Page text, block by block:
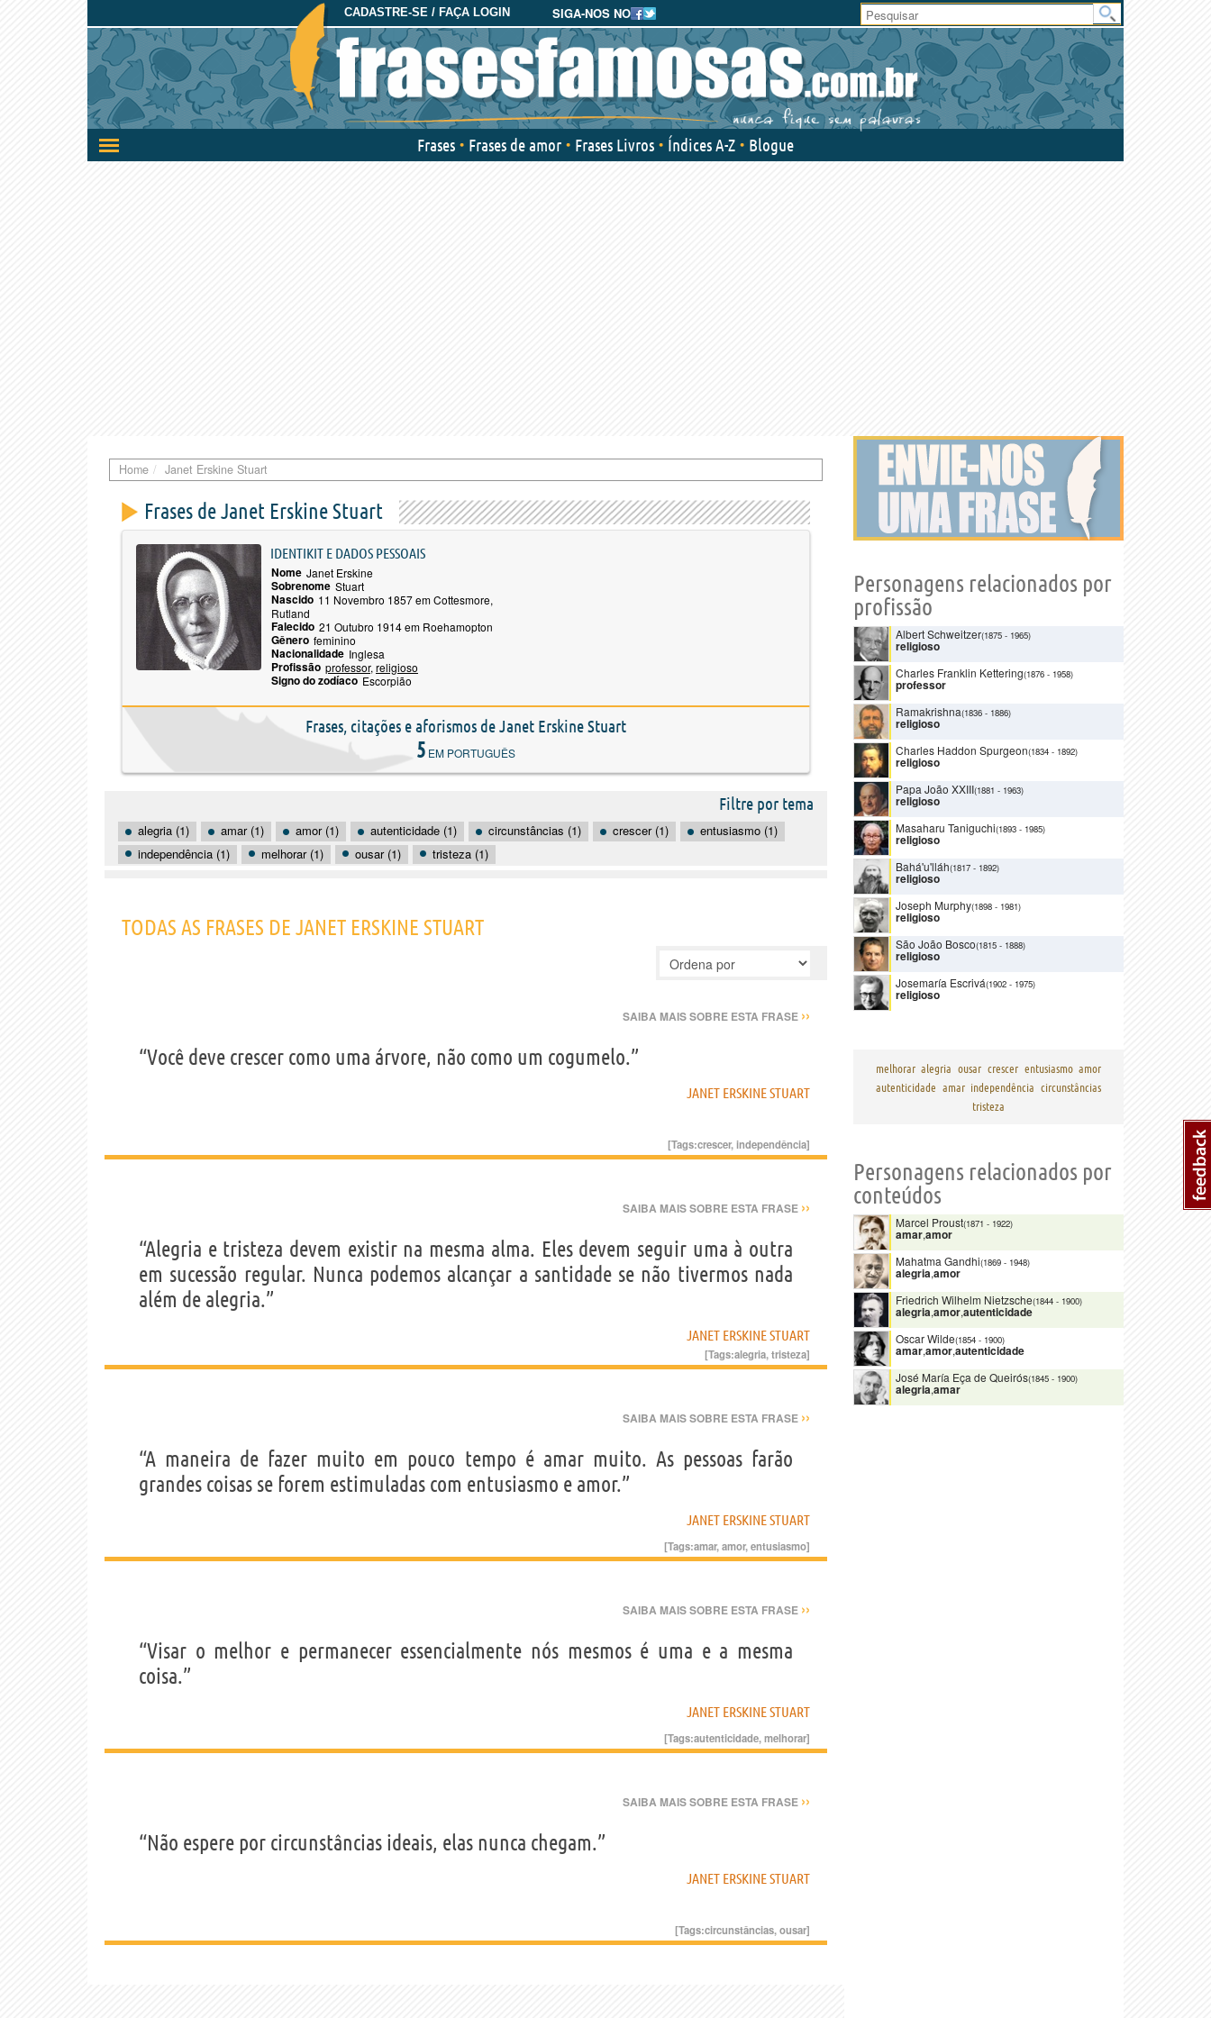
SIGA-NOS NO
CADASTRE-SE / FAÇA LOGIN
Ativar/desativar
a
Área
do
Usuário
Frases Frases de amor Frases Livros Índices A-Z Blogue
Home Janet Erskine Stuart
Frases de Janet Erskine Stuart
IDENTIKIT E DADOS PESSOAIS
Nome Janet Erskine
Sobrenome Stuart
Nascido 11 Novembro 1857 em Cottesmore,
Rutland
Falecido 21 Outubro 1914 em Roehamopton
Gênero feminino
Nacionalidade Inglesa
Profissão professor, religioso
Signo do zodíaco Escorpião
Frases, citações e aforismos de Janet Erskine Stuart
5 EM PORTUGUÊS
Filtre por tema
alegria (1) amar (1) amor (1) autenticidade (1) circunstâncias (1) crescer (1)
entusiasmo (1)
independência (1)
melhorar (1) ousar (1) tristeza (1)
TODAS AS FRASES DE JANET ERSKINE STUART
SAIBA MAIS SOBRE ESTA FRASE ››
“Você deve crescer como uma árvore, não como um cogumelo.”
JANET ERSKINE STUART
[Tags:crescer,independência]
SAIBA MAIS SOBRE ESTA FRASE ››
“Alegria e tristeza devem existir na mesma alma. Eles devem seguir uma à outra
em sucessão regular. Nunca podemos alcançar a santidade se não tivermos nada
além de alegria.”
JANET ERSKINE STUART
[Tags:alegria,tristeza]
SAIBA MAIS SOBRE ESTA FRASE ››
“A maneira de fazer muito em pouco tempo é amar muito. As pessoas farão
grandes coisas se forem estimuladas com entusiasmo e amor.”
JANET ERSKINE STUART
[Tags:amar,amor,entusiasmo]
SAIBA MAIS SOBRE ESTA FRASE ››
“Visar o melhor e permanecer essencialmente nós mesmos é uma e a mesma
coisa.”
JANET ERSKINE STUART
[Tags:autenticidade,melhorar]
SAIBA MAIS SOBRE ESTA FRASE ››
“Não espere por circunstâncias ideais, elas nunca chegam.”
JANET ERSKINE STUART
[Tags:circunstâncias,ousar]
Personagens relacionados por
profissão
Albert Schweitzer(1875 - 1965)
religioso
Charles Franklin Kettering(1876 - 1958)
professor
Ramakrishna(1836 - 1886)
religioso
Charles Haddon Spurgeon(1834 - 1892)
religioso
Papa João XXIII(1881 - 1963)
religioso
Masaharu Taniguchi(1893 - 1985)
religioso
Bahá'u'lláh(1817 - 1892)
religioso
Joseph Murphy(1898 - 1981)
religioso
São João Bosco(1815 - 1888)
religioso
Josemaría Escrivá(1902 - 1975)
religioso
melhorar alegria ousar crescer entusiasmo amor
autenticidade amar independência circunstâncias
tristeza
Personagens relacionados por
conteúdos
Marcel Proust(1871 - 1922)
amar,amor
Mahatma Gandhi(1869 - 1948)
alegria,amor
Friedrich Wilhelm Nietzsche(1844 - 1900)
alegria,amor,autenticidade
Oscar Wilde(1854 - 1900)
amar,amor,autenticidade
José María Eça de Queirós(1845 - 1900)
alegria,amar